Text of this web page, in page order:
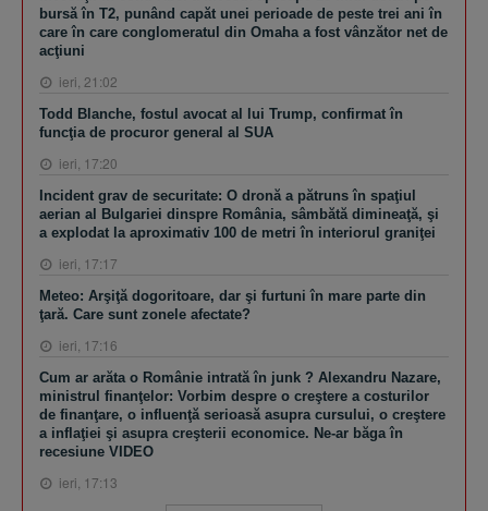
bursă în T2, punând capăt unei perioade de peste trei ani în
care în care conglomeratul din Omaha a fost vânzător net de
acţiuni
ieri, 21:02
Todd Blanche, fostul avocat al lui Trump, confirmat în
funcţia de procuror general al SUA
ieri, 17:20
Incident grav de securitate: O dronă a pătruns în spaţiul
aerian al Bulgariei dinspre România, sâmbătă dimineaţă, şi
a explodat la aproximativ 100 de metri în interiorul graniţei
ieri, 17:17
Meteo: Arşiţă dogoritoare, dar şi furtuni în mare parte din
ţară. Care sunt zonele afectate?
ieri, 17:16
Cum ar arăta o Românie intrată în junk ? Alexandru Nazare,
ministrul finanţelor: Vorbim despre o creştere a costurilor
de finanţare, o influenţă serioasă asupra cursului, o creştere
a inflaţiei şi asupra creşterii economice. Ne-ar băga în
recesiune VIDEO
ieri, 17:13